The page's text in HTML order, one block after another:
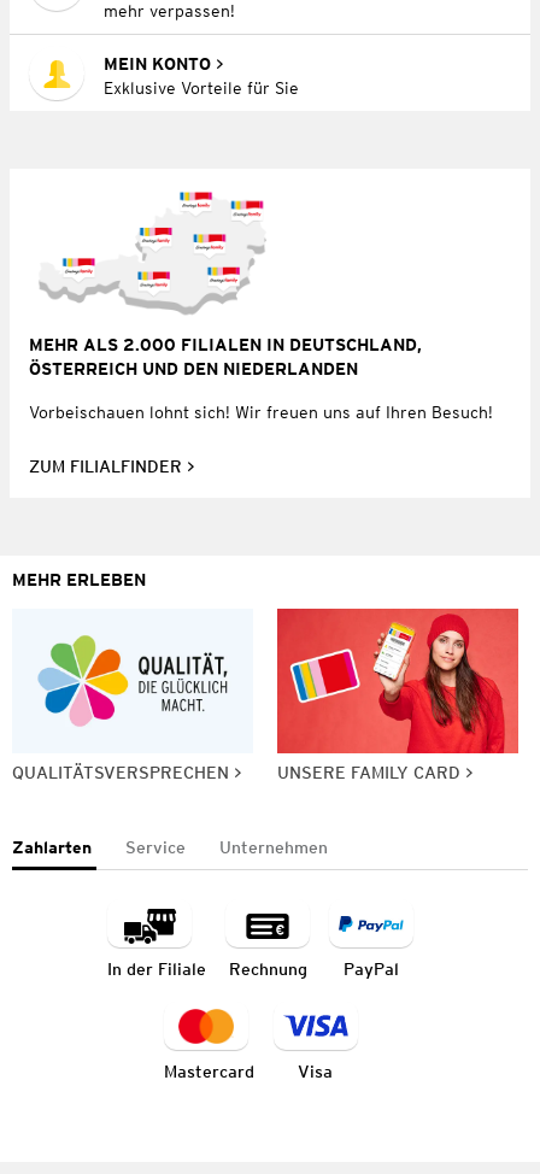
mehr verpassen!
MEIN KONTO
Exklusive Vorteile für Sie
MEHR ALS 2.000 FILIALEN IN DEUTSCHLAND,
ÖSTERREICH UND DEN NIEDERLANDEN
Vorbeischauen lohnt sich! Wir freuen uns auf Ihren Besuch!
ZUM FILIALFINDER
MEHR ERLEBEN
QUALITÄTSVERSPRECHEN UNSERE FAMILY CARD
Zahlarten Service Unternehmen
In der Filiale Rechnung PayPal
Mastercard Visa